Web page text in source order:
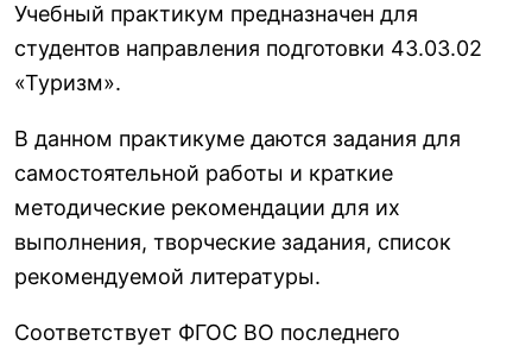
Учебный практикум предназначен для
студентов направления подготовки 43.03.02
«Туризм».
В данном практикуме даются задания для
самостоятельной работы и краткие
методические рекомендации для их
выполнения, творческие задания, список
рекомендуемой литературы.
Соответствует ФГОС ВО последнего